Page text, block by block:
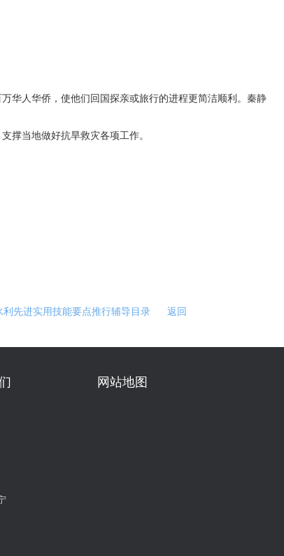
人华侨，使他们回国探亲或旅行的进程更简洁顺利。秦静
撑当地做好抗旱救灾各项工作。
先进实用技能要点推行辅导目录 返回
网站地图